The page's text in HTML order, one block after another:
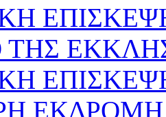
ΕΚΔΡΟΜΗ